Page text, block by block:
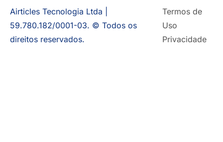
Airticles Tecnologia Ltda |
59.780.182/0001-03. © Todos os
direitos reservados.
Termos de
Uso
Privacidade